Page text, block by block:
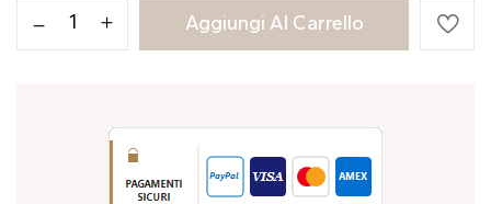
Aggiungi Al Carrello